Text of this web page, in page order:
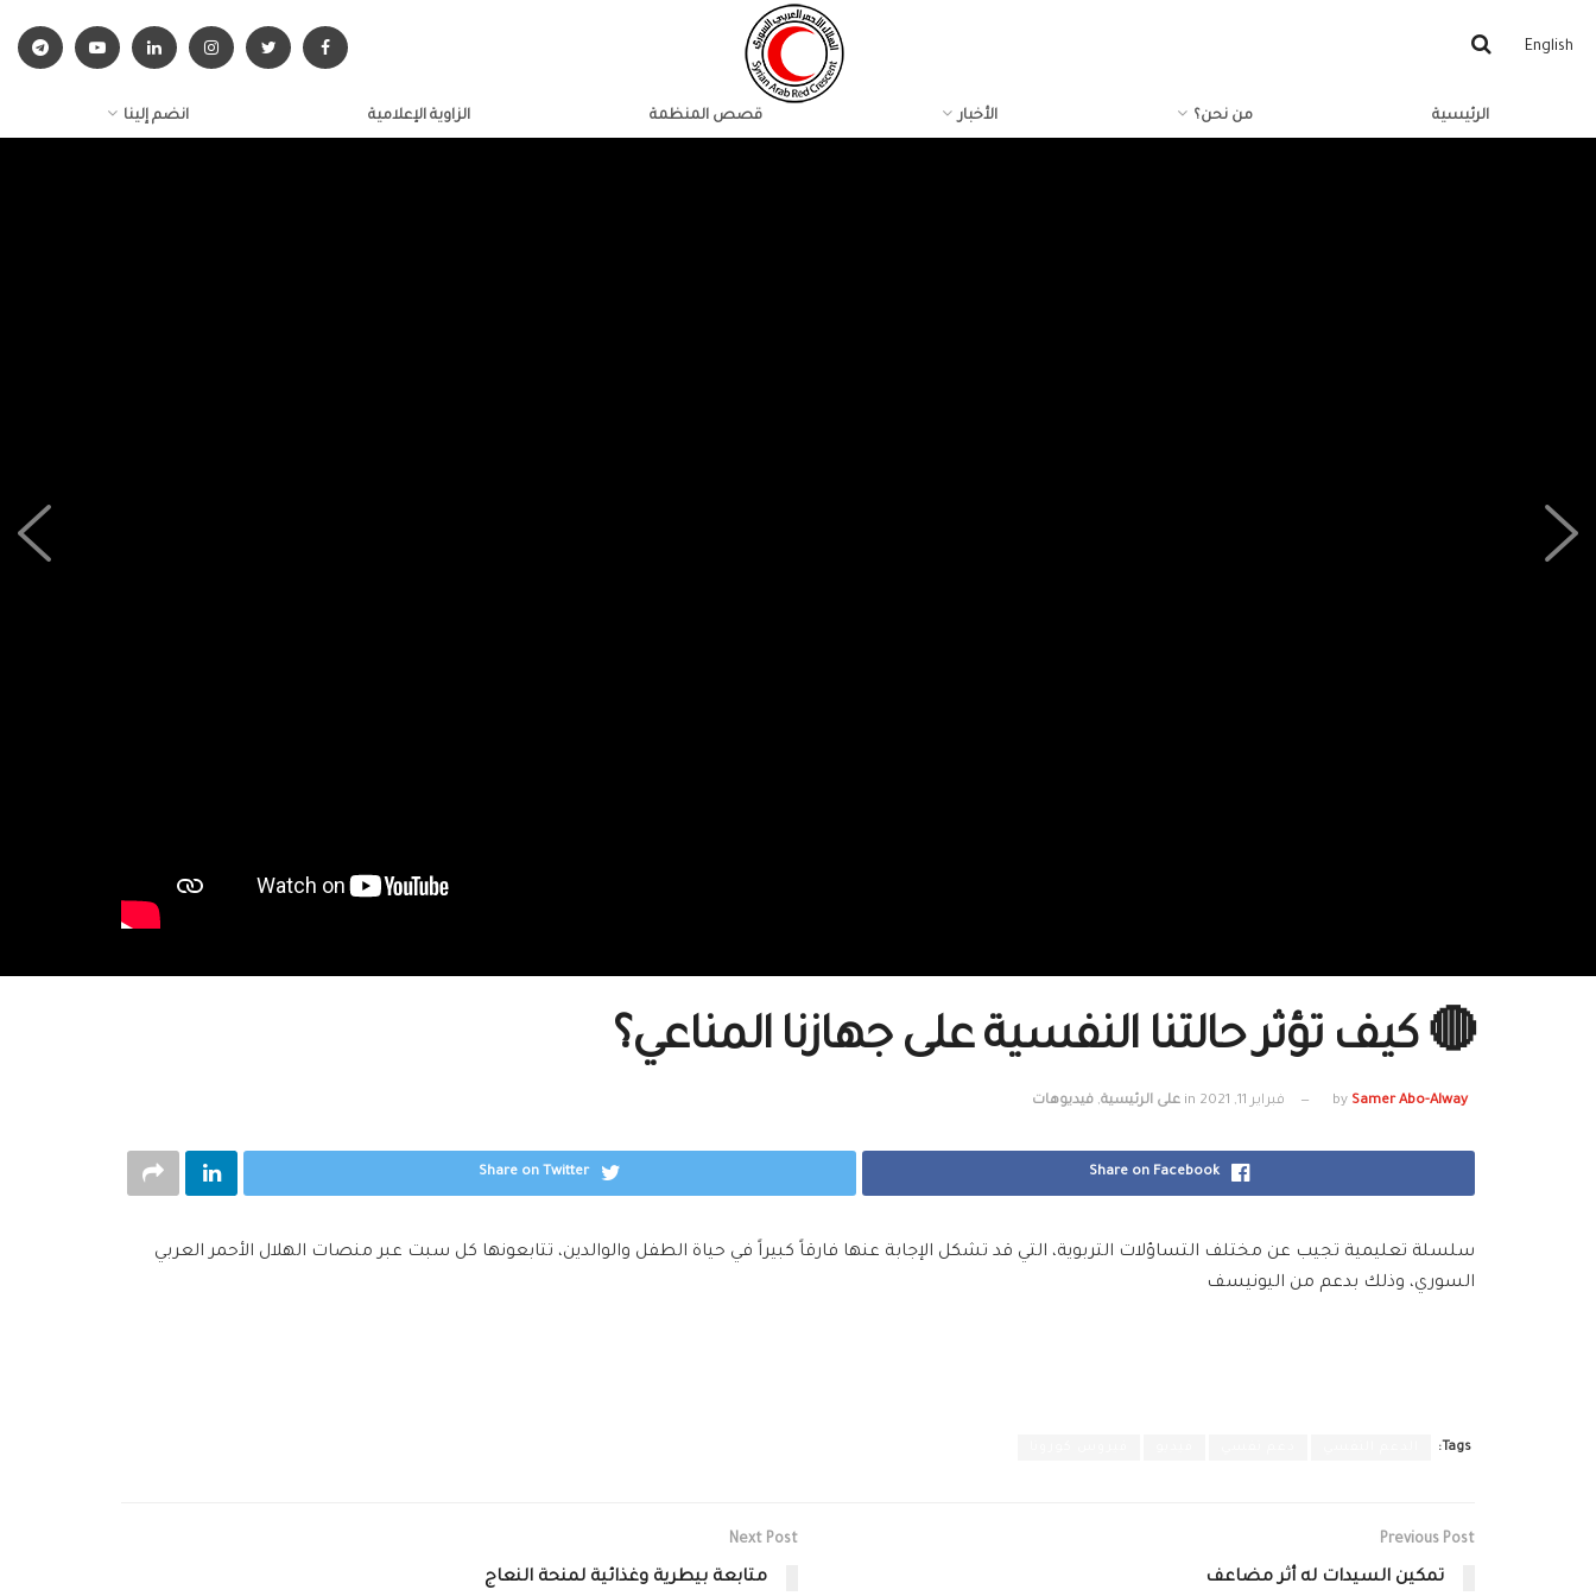
English
الرئيسية من نحن؟ الأخبار قصص المنظمة الزاوية الإعلامية انضم إلينا
🔴 كيف تؤثر حالتنا النفسية على جهازنا المناعي؟
by Samer Abo-Alway فبراير 11, 2021 in على الرئيسية, فيديوهات
Share on Facebook
Share on Twitter
سلسلة تعليمية تجيب عن مختلف التساؤلات التربوية، التي قد تشكل الإجابة عنها فارقاً كبيراً في حياة الطفل والوالدين، تتابعونها كل سبت عبر منصات الهلال الأحمر العربي
السوري​، وذلك بدعم من اليونيسف
Tags:
Previous Post
تمكين السيدات له أثر مضاعف
Next Post
متابعة بيطرية وغذائية لمنحة النعاج